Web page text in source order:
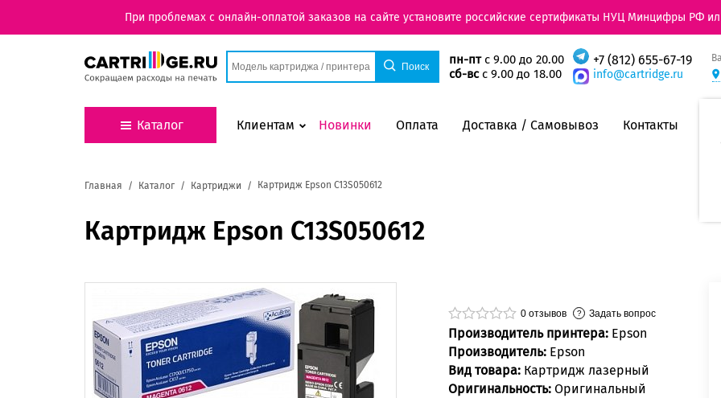
При проблемах с онлайн-оплатой заказов на сайте установите российские сертификаты НУЦ Минцифры РФ
пн-птс 9.00 до 20.00
сб-всс 9.00 до 18.00
+7 (812) 655-67-19
info@cartridge.ru
Каталог Клиентам Новинки Оплата Доставка / Самовывоз Контакты
Главная Каталог Картриджи Картридж Epson C13S050612
Картридж Epson C13S050612
0 отзывов Задать вопрос
Производитель принтера: Epson
Производитель: Epson
Вид товара: Картридж лазерный
Оригинальность: Оригинальный